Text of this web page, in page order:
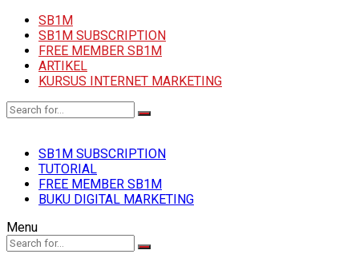
SB1M
SB1M SUBSCRIPTION
FREE MEMBER SB1M
ARTIKEL
KURSUS INTERNET MARKETING
SB1M SUBSCRIPTION
TUTORIAL
FREE MEMBER SB1M
BUKU DIGITAL MARKETING
Menu